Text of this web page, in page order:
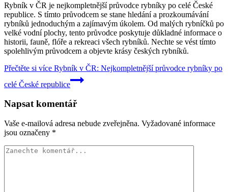
Rybník v ČR je nejkompletnější průvodce rybníky po celé České
republice. S tímto průvodcem se stane hledání a prozkoumávání
rybníků jednoduchým a zajímavým úkolem. Od malých rybníčků po
velké vodní plochy, tento průvodce poskytuje důkladné informace o
historii, fauně, flóře a rekreaci všech rybníků. Nechte se vést tímto
spolehlivým průvodcem a objevte krásy českých rybníků.
Přečtěte si více Rybník v ČR: Nejkompletnější průvodce rybníky po
celé České republice
Napsat komentář
Vaše e-mailová adresa nebude zveřejněna. Vyžadované informace
jsou označeny *